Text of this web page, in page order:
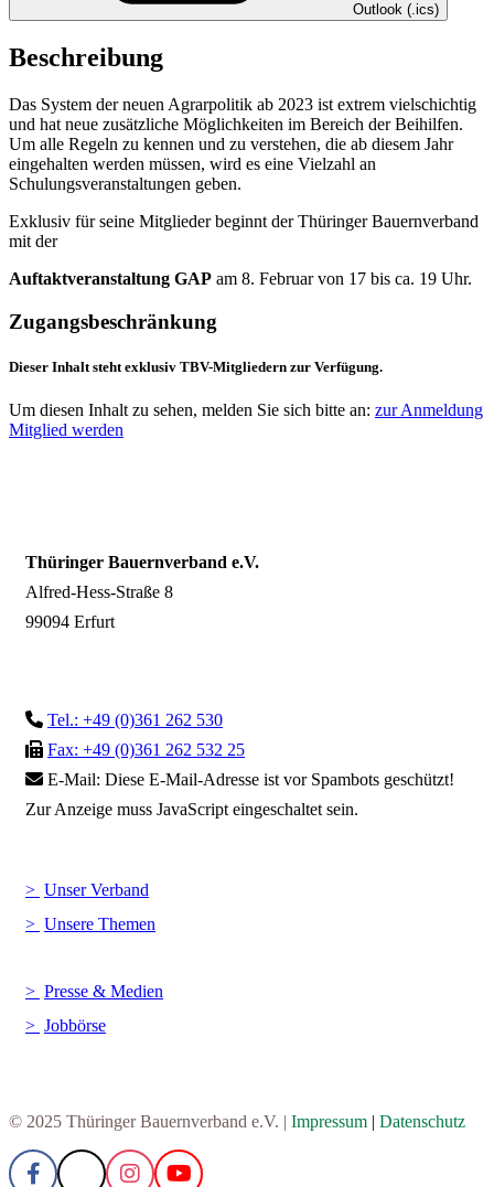
Outlook (.ics)
Beschreibung
Das System der neuen Agrarpolitik ab 2023 ist extrem vielschichtig
und hat neue zusätzliche Möglichkeiten im Bereich der Beihilfen.
Um alle Regeln zu kennen und zu verstehen, die ab diesem Jahr
eingehalten werden müssen, wird es eine Vielzahl an
Schulungsveranstaltungen geben.
Exklusiv für seine Mitglieder beginnt der Thüringer Bauernverband
mit der
Auftaktveranstaltung GAP am 8. Februar von 17 bis ca. 19 Uhr.
Zugangsbeschränkung
Dieser Inhalt steht exklusiv TBV-Mitgliedern zur Verfügung.
Um diesen Inhalt zu sehen, melden Sie sich bitte an: zur Anmeldung
Mitglied werden
Thüringer Bauernverband e.V.
Alfred-Hess-Straße 8
99094 Erfurt
Tel.: +49 (0)361 262 530
Fax: +49 (0)361 262 532 25
E-Mail: Diese E-Mail-Adresse ist vor Spambots geschützt!
Zur Anzeige muss JavaScript eingeschaltet sein.
Unser Verband
Unsere Themen
Presse & Medien
Jobbörse
© 2025 Thüringer Bauernverband e.V. | Impressum | Datenschutz